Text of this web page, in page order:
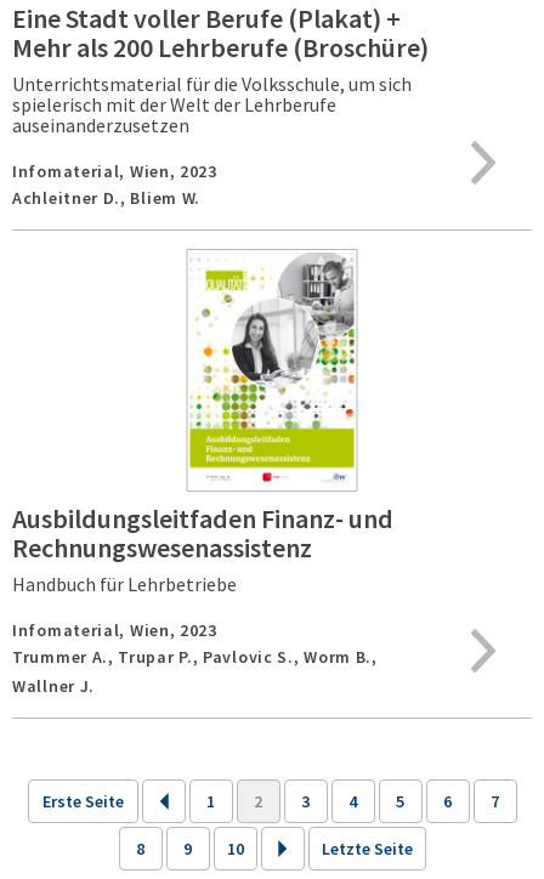
Eine Stadt voller Berufe (Plakat) +
Mehr als 200 Lehrberufe (Broschüre)
Unterrichtsmaterial für die Volksschule, um sich
spielerisch mit der Welt der Lehrberufe
auseinanderzusetzen
Infomaterial, Wien, 2023
Achleitner D., Bliem W.
Ausbildungsleitfaden Finanz- und
Rechnungswesenassistenz
Handbuch für Lehrbetriebe
Infomaterial, Wien, 2023
Trummer A., Trupar P., Pavlovic S., Worm B.,
Wallner J.
Erste Seite 1 2 3 4 5 6 7
8 9 10 Letzte Seite